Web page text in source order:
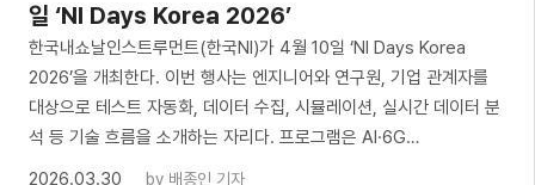
일 ‘NI Days Korea 2026’
한국내쇼날인스트루먼트(한국NI)가 4월 10일 ‘NI Days Korea
2026’을 개최한다. 이번 행사는 엔지니어와 연구원, 기업 관계자를
대상으로 테스트 자동화, 데이터 수집, 시뮬레이션, 실시간 데이터 분
석 등 기술 흐름을 소개하는 자리다. 프로그램은 AI·6G…
2026.03.30
by 배종인 기자